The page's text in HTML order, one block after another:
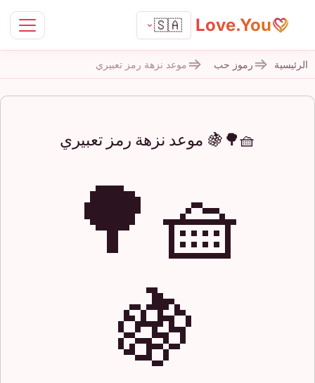
Love.You
🇸🇦
الرئيسية رموز حب موعد نزهة رمز تعبيري
🧺🌳🍇 موعد نزهة رمز تعبيري
🧺🌳
🍇